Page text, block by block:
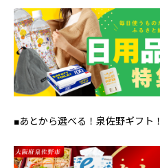
■あとから選べる！泉佐野ギフト！